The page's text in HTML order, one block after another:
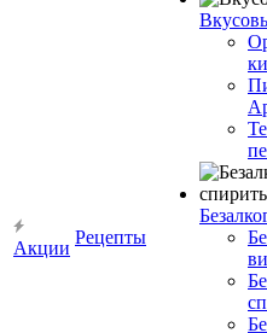
Акции
Рецепты